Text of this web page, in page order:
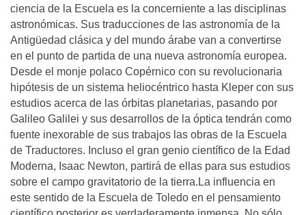
ciencia de la Escuela es la concerniente a las disciplinas
astronómicas. Sus traducciones de las astronomía de la
Antigüedad clásica y del mundo árabe van a convertirse
en el punto de partida de una nueva astronomía europea.
Desde el monje polaco Copérnico con su revolucionaria
hipótesis de un sistema heliocéntrico hasta Kleper con sus
estudios acerca de las órbitas planetarias, pasando por
Galileo Galilei y sus desarrollos de la óptica tendrán como
fuente inexorable de sus trabajos las obras de la Escuela
de Traductores. Incluso el gran genio científico de la Edad
Moderna, Isaac Newton, partirá de ellas para sus estudios
sobre el campo gravitatorio de la tierra.La influencia en
este sentido de la Escuela de Toledo en el pensamiento